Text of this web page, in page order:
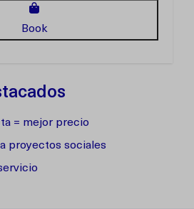
Book
= mejor precio
proyectos sociales